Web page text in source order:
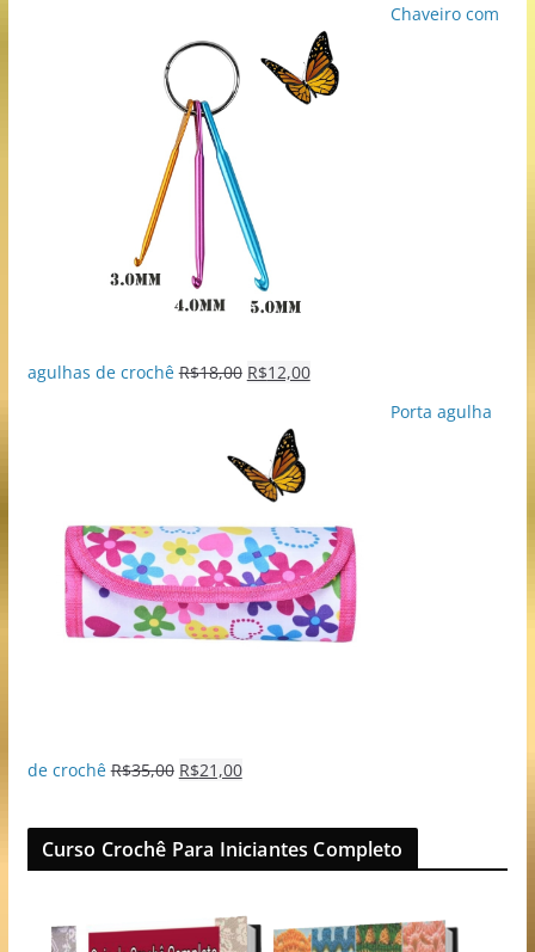
Chaveiro com
agulhas de crochê R$18,00 R$12,00
Porta agulha
de crochê R$35,00 R$21,00
Curso Crochê Para Iniciantes Completo